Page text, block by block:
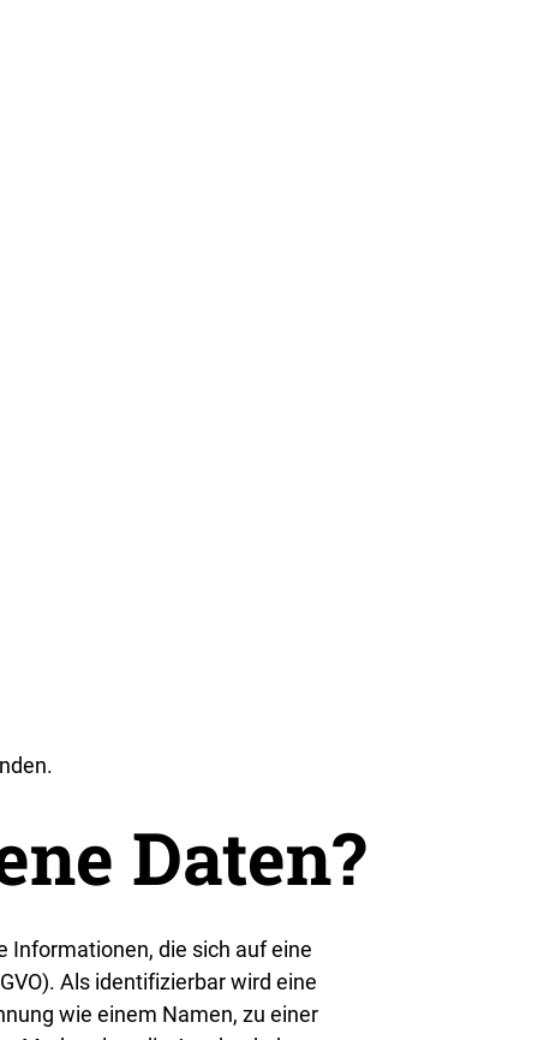
Daten?
Informationen, die sich auf eine
Als identifizierbar wird eine
wie einem Namen, zu einer